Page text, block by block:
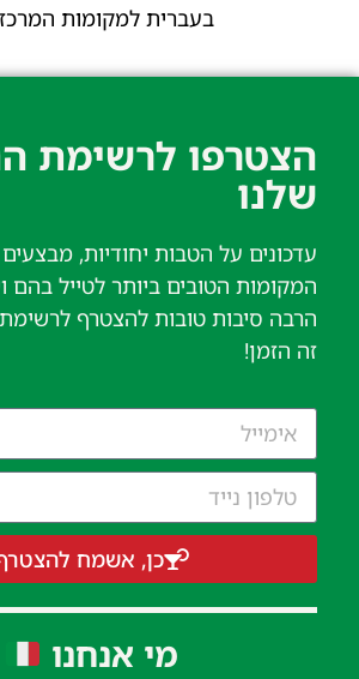
בעברית למקומות
הצטרפו לרשימת
שלנו​
עדכונים על הטבות יחודיות, מבצעים
המקומות הטובים ביותר לטייל בהם
הרבה סיבות טובות להצטרף
זה הזמן!
כן, אשמח
מי אנחנו